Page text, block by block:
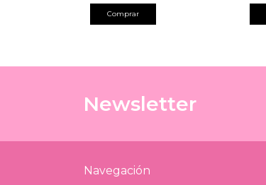
Comprar
Newsletter
Navegación